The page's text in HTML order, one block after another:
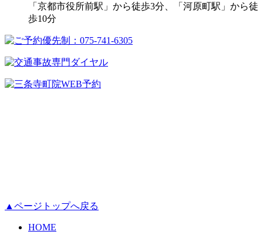
「京都市役所前駅」から徒歩3分、「河原町駅」から徒
歩10分
▲ページトップへ戻る
HOME